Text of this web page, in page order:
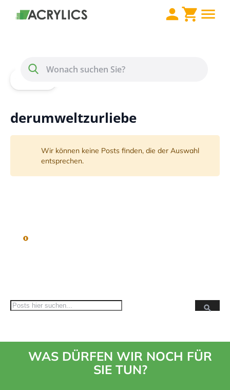
Menü
derumweltzurliebe
Wir können keine Posts finden, die der Auswahl
entsprechen.
Suche
WAS DÜRFEN WIR NOCH FÜR
SIE TUN?